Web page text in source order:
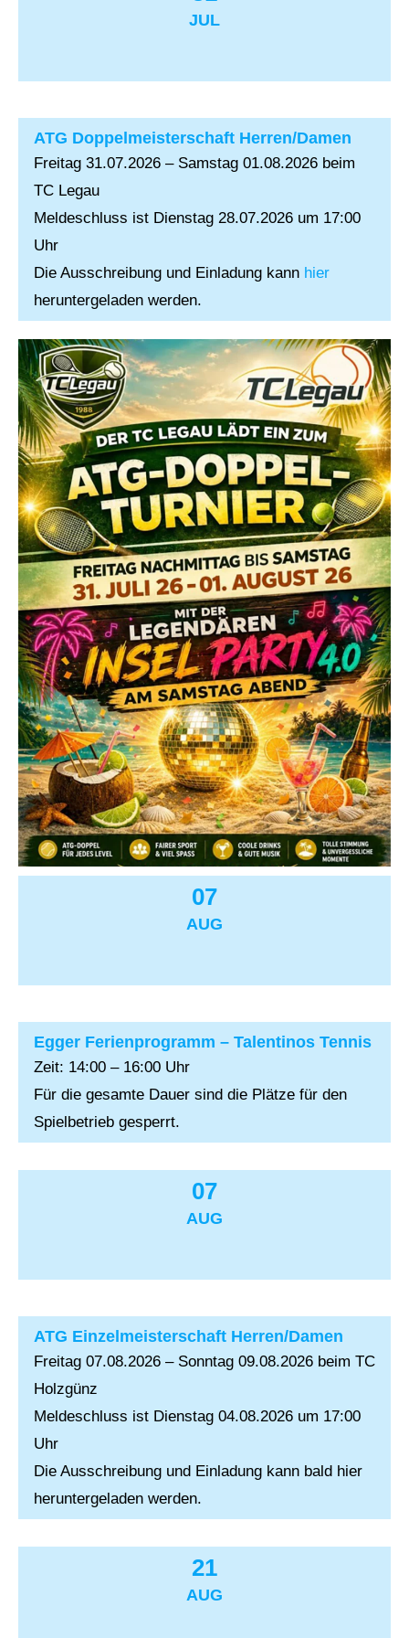
JUL
ATG Doppelmeisterschaft Herren/Damen
Freitag 31.07.2026 – Samstag 01.08.2026 beim
TC Legau
Meldeschluss ist Dienstag 28.07.2026 um 17:00
Uhr
Die Ausschreibung und Einladung kann hier
heruntergeladen werden.
07
AUG
Egger Ferienprogramm – Talentinos Tennis
Zeit: 14:00 – 16:00 Uhr
Für die gesamte Dauer sind die Plätze für den
Spielbetrieb gesperrt.
07
AUG
ATG Einzelmeisterschaft Herren/Damen
Freitag 07.08.2026 – Sonntag 09.08.2026 beim TC
Holzgünz
Meldeschluss ist Dienstag 04.08.2026 um 17:00
Uhr
Die Ausschreibung und Einladung kann bald hier
heruntergeladen werden.
21
AUG